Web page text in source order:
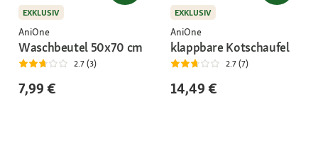
EXKLUSIV
AniOne
Waschbeutel 50x70 cm
2.7 (3)
7,99 €
EXKLUSIV
AniOne
klappbare Kotschaufel
2.7 (7)
14,49 €